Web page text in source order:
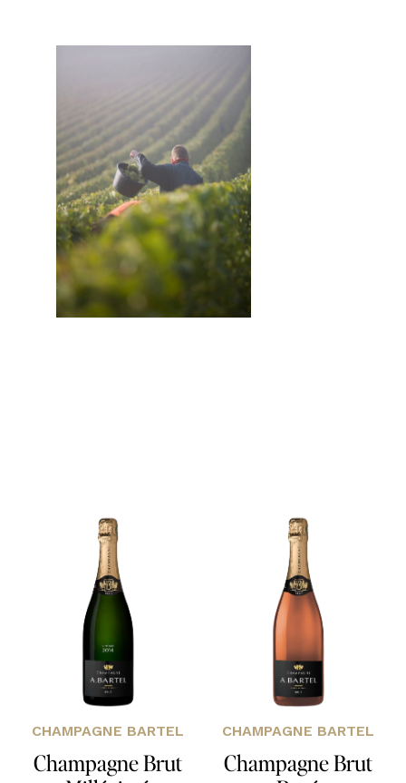
CHAMPAGNE BARTEL
Champagne Brut
CHAMPAGNE BARTEL
Champagne Brut